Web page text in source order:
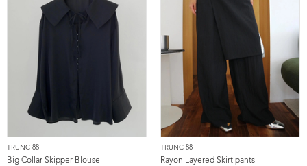
TRUNC 88
Big Collar Skipper Blouse
TRUNC 88
Rayon Layered Skirt pants